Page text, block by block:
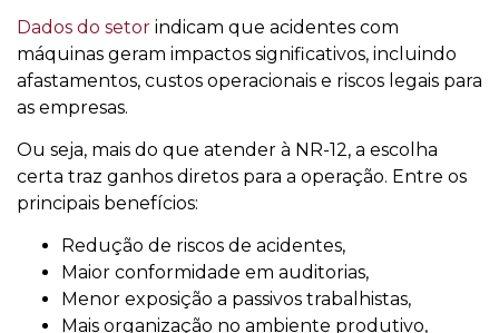
Dados do setor indicam que acidentes com
máquinas geram impactos significativos, incluindo
afastamentos, custos operacionais e riscos legais para
as empresas.
Ou seja, mais do que atender à NR-12, a escolha
certa traz ganhos diretos para a operação. Entre os
principais benefícios:
Redução de riscos de acidentes,
Maior conformidade em auditorias,
Menor exposição a passivos trabalhistas,
Mais organização no ambiente produtivo,